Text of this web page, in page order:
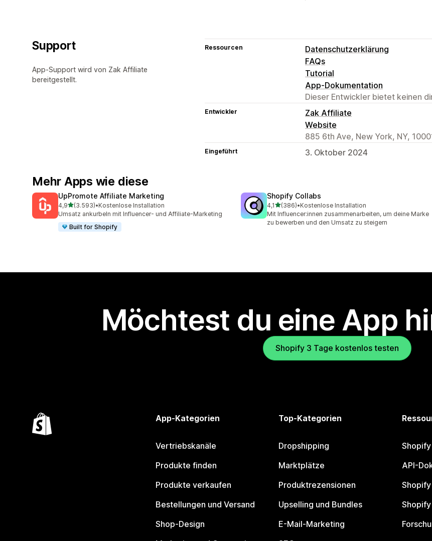
Support
App-Support wird von Zak Affiliate
bereitgestellt.
Ressourcen
Datenschutzerklärung
FAQs
Tutorial
App-Dokumentation
Dieser Entwickler bietet keinen
Entwickler
Zak Affiliate
Website
885 6th Ave, New York, NY,
Eingeführt 3. Oktober 2024
Mehr Apps wie diese
UpPromote Affiliate Marketing
4,9von 5 Sternen
(3.593)
3593 Rezensionen insgesamt
•Kostenlose Installation
Umsatz ankurbeln mit Influencer- und Affiliate-Marketing
Built for Shopify
Shopify Collabs
4,1von 5 Sternen
(386)
386 Rezensionen insgesamt
•Kostenlose Installation
Mit Influencer:innen zusammenarbeiten, um deine Marke
zu bewerben und den Umsatz zu steigern
Möchtest du eine App
Shopify 3 Tage kostenlos testen
App-Kategorien
Vertriebskanäle
Produkte finden
Produkte verkaufen
Bestellungen und Versand
Shop-Design
Top-Kategorien
Dropshipping
Marktplätze
Produktrezensionen
Upselling und Bundles
E-Mail-Marketing
API-